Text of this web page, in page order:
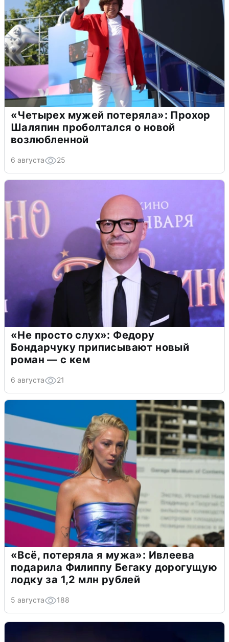
«Четырех мужей потеряла»: Прохор
Шаляпин проболтался о новой
возлюбленной
6 августа 25
«Не просто слух»: Федору
Бондарчуку приписывают новый
роман — с кем
6 августа 21
«Всё, потеряла я мужа»: Ивлеева
подарила Филиппу Бегаку дорогущую
лодку за 1,2 млн рублей
5 августа 188